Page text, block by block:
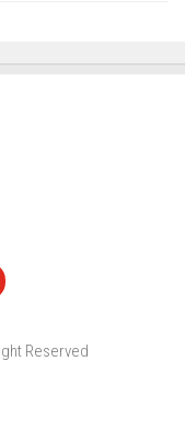
Reserved